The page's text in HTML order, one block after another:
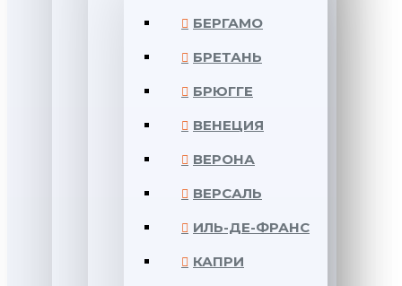
БЕРГАМО
БРЕТАНЬ
БРЮГГЕ
ВЕНЕЦИЯ
ВЕРОНА
ВЕРСАЛЬ
ИЛЬ-ДЕ-ФРАНС
КАПРИ